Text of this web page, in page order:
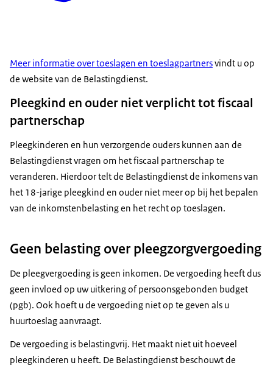
Meer informatie over toeslagen en toeslagpartnersvindt u op
de website van de Belastingdienst.
Pleegkind en ouder niet verplicht tot fiscaal
partnerschap
Pleegkinderen en hun verzorgende ouders kunnen aan de
Belastingdienst vragen om het fiscaal partnerschap te
veranderen. Hierdoor telt de Belastingdienst de inkomens van
het 18-jarige pleegkind en ouder niet meer op bij het bepalen
van de inkomstenbelasting en het recht op toeslagen.
Geen belasting over pleegzorgvergoeding
De pleegvergoeding is geen inkomen. De vergoeding heeft dus
geen invloed op uw uitkering of persoonsgebonden budget
(pgb). Ook hoeft u de vergoeding niet op te geven als u
huurtoeslag aanvraagt.
De vergoeding is belastingvrij. Het maakt niet uit hoeveel
pleegkinderen u heeft. De Belastingdienst beschouwt de